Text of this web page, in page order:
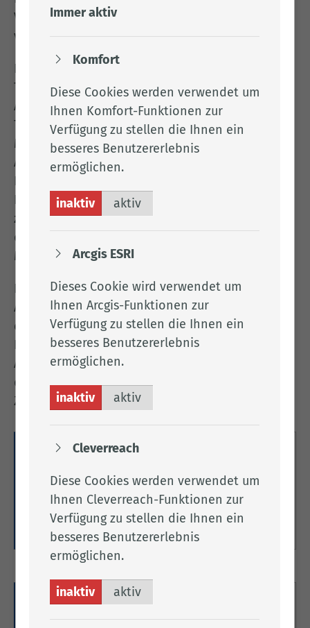
Verwaltungsfachkräfte, sondern Treffpunkt vieler
verschiedener Berufsgruppen.
Flexible Arbeitszeiten, zahlreiche
Teilzeitarbeitsplätze mit unterschiedlichen
Arbeitszeitmodellen und die Möglichkeit der
Telearbeit bieten unseren Mitarbeiterinnen und
Mitarbeitern familienfreundliche
Arbeitsbedingungen. Eine
Betriebskindertagesstätte bringt komfortable
Betreuungsmöglichkeiten für den Nachwuchs bis
zu drei Jahren. Eine hauseigene Kantine sorgt für
das leibliche Wohl der Mitarbeiterinnen und
Mitarbeiter.
Neben den guten Übernahme- und
Aufstiegschancen, der fundierten Ausbildung und
einem sicheren Arbeitsplatz, bietet die
Kreisverwaltung vor allem ein angenehmes
Arbeitsumfeld. Bei uns kommt es nicht nur auf
die fachliche Kompetenz, sondern auch auf
Zusammenhalt und Teamwork an.
Stellenangebote
In unserem Bewerberportal finden Sie unsere
aktuellen Stellenangebote.
Zu unseren Stellenangeboten
Ausbildung
Immer aktiv
Komfort
Diese Cookies werden verwendet um
Ihnen Komfort-Funktionen zur
Verfügung zu stellen die Ihnen ein
besseres Benutzererlebnis
ermöglichen.
inaktiv aktiv
Arcgis ESRI
Dieses Cookie wird verwendet um
Ihnen Arcgis-Funktionen zur
Verfügung zu stellen die Ihnen ein
besseres Benutzererlebnis
ermöglichen.
inaktiv aktiv
Cleverreach
Diese Cookies werden verwendet um
Ihnen Cleverreach-Funktionen zur
Verfügung zu stellen die Ihnen ein
besseres Benutzererlebnis
ermöglichen.
inaktiv aktiv